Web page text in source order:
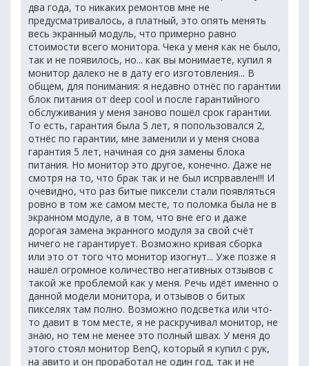
два года, то никаких ремонтов мне не
предусматривалось, а платный, это опять менять
весь экранный модуль, что примерно равно
стоимости всего монитора. Чека у меня как не было,
так и не появилось, но... как вы монимаете, купил я
монитор далеко не в дату его изготовления... В
общем, для понимания: я недавно отнёс по гарантии
блок питания от deep cool и после гарантийного
обслуживания у меня заново пошёл срок гарантии.
То есть, гарантия была 5 лет, я попользовался 2,
отнёс по гарантии, мне заменили и у меня снова
гарантия 5 лет, начиная со дня замены блока
питания. Но монитор это другое, конечно. Даже не
смотря на то, что брак так и не был испрвавлен!!! И
очевидно, что раз битые пиксели стали появляться
ровно в том же самом месте, то поломка была не в
экранном модуле, а в том, что вне его и даже
дорогая замена экранного модуля за свой счёт
ничего не гарантирует. Возможно кривая сборка
или это от того что монитор изогнут... Уже позже я
нашёл огромное количество негативных отзывов с
такой же проблемой как у меня. Речь идёт именно о
данной модели монитора, и отзывов о битых
пикселях там полно. Возможно подсветка или что-
то давит в том месте, я не раскручивал монитор, не
знаю, но тем не менее это полный швах. У меня до
этого стоял монитор BenQ, который я купил с рук,
на авито и он проработал не один год, так и не